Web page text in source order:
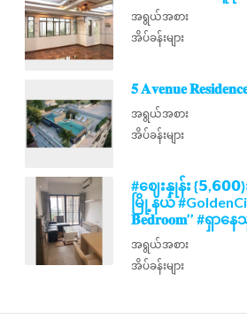
အရွယ်အစား
အိပ်ခန်းများ
𝟓 𝐀𝐯𝐞𝐧𝐮𝐞
အရွယ်အစား
အိပ်ခန်းများ
#ဈေးနှုန်း
မြို့နယ်
𝐁𝐞𝐝𝐫𝐨𝐨𝐦’’ #ရှ
အရွယ်အစား
အိပ်ခန်းများ